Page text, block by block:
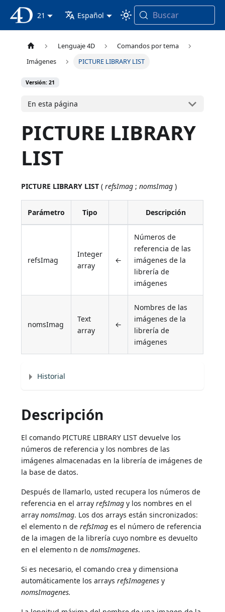
Documentación 4D
21 Español Buscar
Lenguaje 4D
Comandos por tema
Imágenes
PICTURE LIBRARY LIST
Versión: 21
En esta página
PICTURE LIBRARY
LIST
PICTURE LIBRARY LIST (refsImag ;nomsImag )
Parámetro Tipo Descripción
refsImag
Integer
array
←
Números de
referencia de las
imágenes de la
librería de
imágenes
nomsImag
Text
array
←
Nombres de las
imágenes de la
librería de
imágenes
Historial
Descripción
El comando PICTURE LIBRARY LIST devuelve los
números de referencia y los nombres de las
imágenes almacenadas en la librería de imágenes de
la base de datos.
Después de llamarlo, usted recupera los números de
referencia en el arrayrefsImag y los nombres en el
arraynomsImag. Los dos arrays están sincronizados:
el elemento n derefsImag es el número de referencia
de la imagen de la librería cuyo nombre es devuelto
en el elemento n denomsImagenes.
Si es necesario, el comando crea y dimensiona
automáticamente los arraysrefsImagenes y
nomsImagenes.